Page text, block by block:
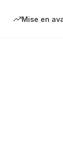
Mise en